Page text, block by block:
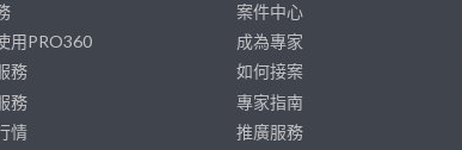
用PRO360
務
務
情
案件中心
成為專家
如何接案
專家指南
推廣服務